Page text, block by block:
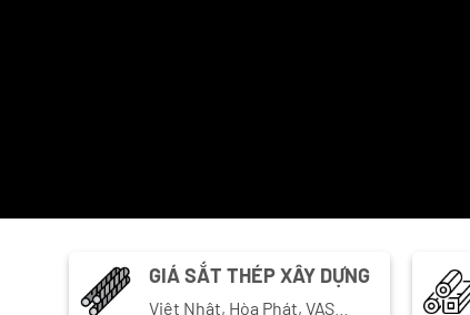
GIÁ SẮT THÉP XÂY DỰNG
Việt Nhật, Hòa Phát, VAS…